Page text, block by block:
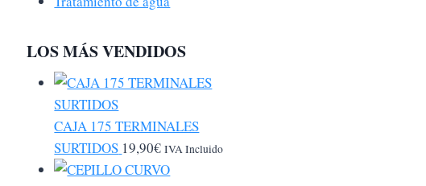
LOS MÁS VENDIDOS
CAJA 175 TERMINALES
SURTIDOS 19,90€ IVA Incluido